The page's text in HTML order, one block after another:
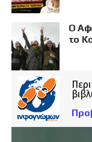
Ο
το